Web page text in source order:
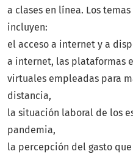
a clases en línea. Los
incluyen:
el acceso a internet y a
a internet, las plataformas
virtuales empleadas para
distancia,
la situación laboral de los
pandemia,
la percepción del gasto